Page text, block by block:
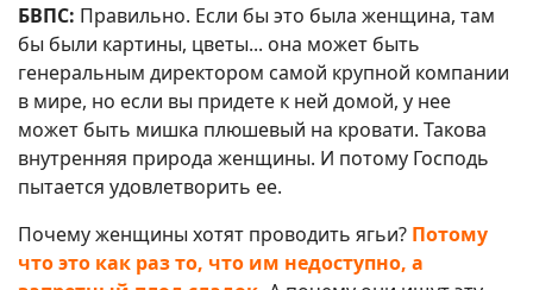
БВПС: Правильно. Если бы это была женщина, там
бы были картины, цветы... она может быть
генеральным директором самой крупной компании
в мире, но если вы придете к ней домой, у нее
может быть мишка плюшевый на кровати. Такова
внутренняя природа женщины. И потому Господь
пытается удовлетворить ее.
Почему женщины хотят проводить ягьи? Потому
что это как раз то, что им недоступно, а